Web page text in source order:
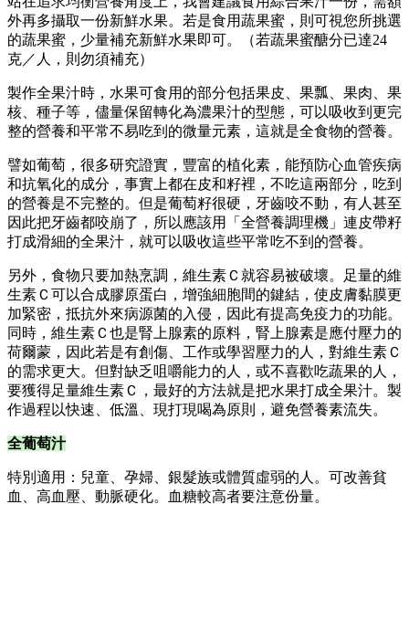
外再多攝取一份新鮮水果。若是食用蔬果蜜，則可視您所挑選
的蔬果蜜，少量補充新鮮水果即可。（若蔬果蜜醣分已達24
克／人，則勿須補充）
製作全果汁時，水果可食用的部分包括果皮、果瓢、果肉、果
核、種子等，儘量保留轉化為濃果汁的型態，可以吸收到更完
整的營養和平常不易吃到的微量元素，這就是全食物的營養。
譬如葡萄，很多研究證實，豐富的植化素，能預防心血管疾病
和抗氧化的成分，事實上都在皮和籽裡，不吃這兩部分，吃到
的營養是不完整的。但是葡萄籽很硬，牙齒咬不動，有人甚至
因此把牙齒都咬崩了，所以應該用「全營養調理機」連皮帶籽
打成滑細的全果汁，就可以吸收這些平常吃不到的營養。
另外，食物只要加熱烹調，維生素Ｃ就容易被破壞。足量的維
生素Ｃ可以合成膠原蛋白，增強細胞間的鍵結，使皮膚黏膜更
加緊密，抵抗外來病源菌的入侵，因此有提高免疫力的功能。
同時，維生素Ｃ也是腎上腺素的原料，腎上腺素是應付壓力的
荷爾蒙，因此若是有創傷、工作或學習壓力的人，對維生素Ｃ
的需求更大。 但對缺乏咀嚼能力的人，或不喜歡吃蔬果的人，
要獲得足量維生素Ｃ，最好的方法就是把水果打成全果汁。製
作過程以快速、低溫、現打現喝為原則，避免營養素流失。
全葡萄汁
特別適用：兒童、孕婦、銀髮族或體質虛弱的人。可改善貧
血、高血壓、動脈硬化。血糖較高者要注意份量。